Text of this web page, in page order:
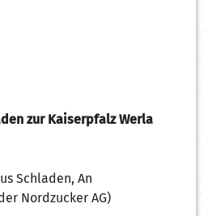
zur Kaiserpfalz Werla
Schladen, An
Nordzucker AG)